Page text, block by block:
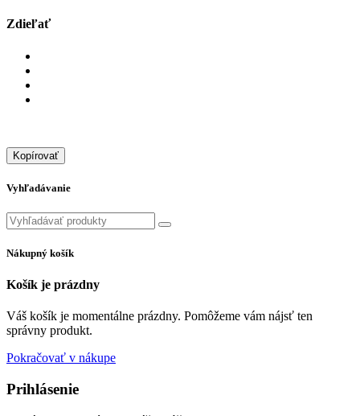
Zdieľať
Kopírovať
Vyhľadávanie
Nákupný košík
Košík je prázdny
Váš košík je momentálne prázdny. Pomôžeme vám nájsť ten
správny produkt.
Pokračovať v nákupe
Prihlásenie